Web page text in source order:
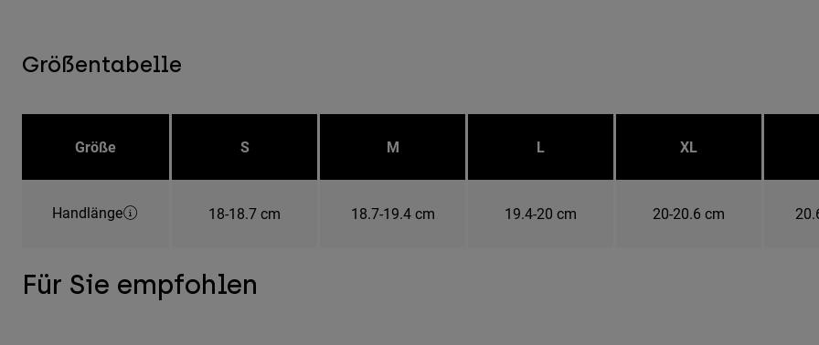
Größentabelle
Größe S M L XL
Handlänge 18-18.7 cm 18.7-19.4 cm 19.4-20 cm 20-20.6 cm
Für Sie empfohlen